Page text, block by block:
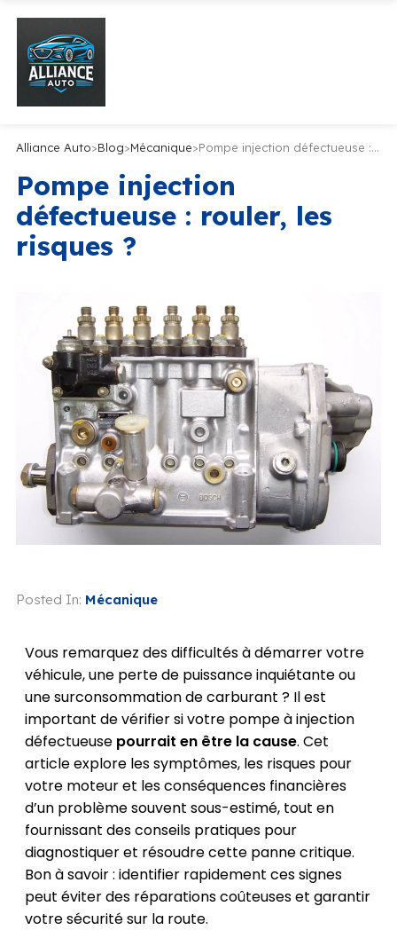
Alliance Auto>Blog>Mécanique> Pompe injection défectueuse : rouler, les risques ?
Pompe injection
défectueuse : rouler, les
risques ?
Posted In: Mécanique
Vous remarquez des difficultés à démarrer votre
véhicule, une perte de puissance inquiétante ou
une surconsommation de carburant ? Il est
important de vérifier si votre pompe à injection
défectueuse pourrait en être la cause. Cet
article explore les symptômes, les risques pour
votre moteur et les conséquences financières
d’un problème souvent sous-estimé, tout en
fournissant des conseils pratiques pour
diagnostiquer et résoudre cette panne critique.
Bon à savoir : identifier rapidement ces signes
peut éviter des réparations coûteuses et garantir
votre sécurité sur la route.